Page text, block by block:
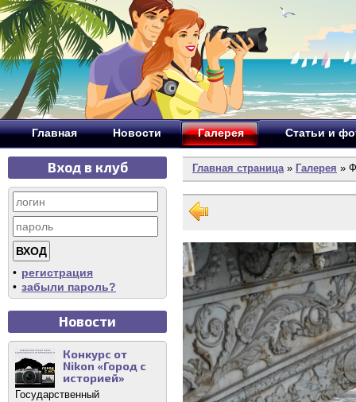
Главная Новости Галерея Статьи и
Вход в клуб
• регистрация
• забыли пароль?
Новости
Конкурс от
Nikon «Город с
историей»
Государственный
Главная страница» Галерея »